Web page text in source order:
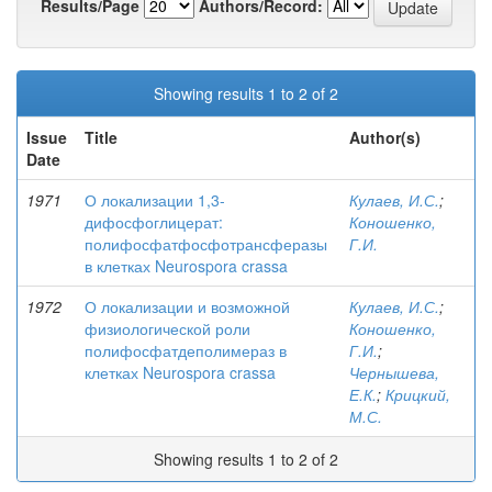
Results/Page
Authors/Record:
Showing results 1 to 2 of 2
Issue
Date
Title Author(s)
1971
О локализации 1,3-
дифосфоглицерат:
полифосфатфосфотрансферазы
в клетках Neurospora crassa
Кулаев, И.С.;
Коношенко,
Г.И.
1972
О локализации и возможной
физиологической роли
полифосфатдеполимераз в
клетках Neurospora crassa
Кулаев, И.С.;
Коношенко,
Г.И.;
Чернышева,
Е.К.; Крицкий,
М.С.
Showing results 1 to 2 of 2